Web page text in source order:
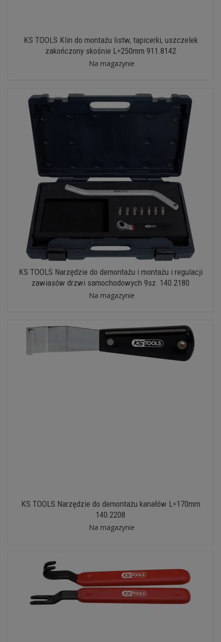
KS TOOLS Klin do montażu listw, tapicerki, uszczelek
zakończony skośnie L=250mm 911.8142
Na magazynie
KS TOOLS Narzędzie do demontażu i montażu i regulacji
zawiasów drzwi samochodowych 9sz. 140.2180
Na magazynie
KS TOOLS Narzędzie do demontażu kanałów L=170mm
140.2208
Na magazynie